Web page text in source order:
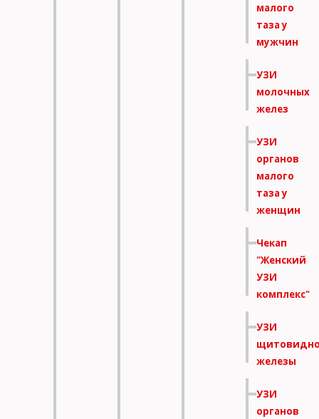
малого
таза у
мужчин
УЗИ
молочных
желез
УЗИ
органов
малого
таза у
женщин
Чекап
"Женский
УЗИ
комплекс"
УЗИ
железы
УЗИ
органов